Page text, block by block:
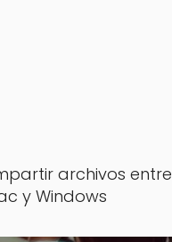
archivos entre
y Windows